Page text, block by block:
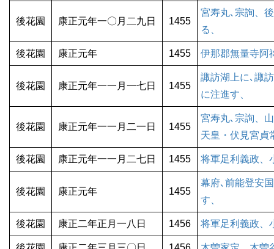
後花園 康正元年一〇月二九日 1455
宮寿丸､宗詢、
る、
後花園 康正元年 1455 伊那郡無量寺阿
後花園 康正元年一一月一七日 1455
諏訪湖上に､諏
に注進す、
後花園 康正元年一一月二一日 1455
宮寿丸､宗詢、
天皇・伏見宮貞
後花園 康正元年一一月二七日 1455 将軍足利義政、
後花園 康正元年 1455
幕府､前能登安
す、
後花園 康正二年正月一八日 1456 将軍足利義政、